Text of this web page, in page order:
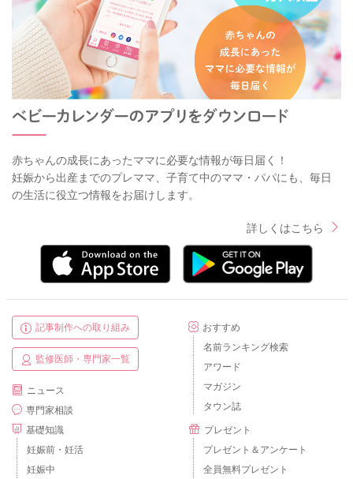
赤ちゃんの成長にあったママに必要な情報が毎日届く！
妊娠から出産までのプレママ、子育て中のママ・パパにも、毎日
の生活に役立つ情報をお届けします。
詳しくはこちら
記事制作への取り組み
監修医師・専門家一覧
ニュース
専門家相談
基礎知識
妊娠前・妊活
妊娠中
おすすめ
名前ランキング検索
アワード
マガジン
タウン誌
プレゼント
プレゼント＆アンケート
全員無料プレゼント